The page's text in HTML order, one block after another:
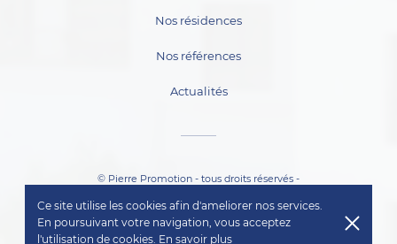
Nos résidences
Nos références
Actualités
© Pierre Promotion - tous droits réservés -
Mentions légales
Politique de confidentialié
Ce site utilise les cookies afin d'ameliorer nos services.
En poursuivant votre navigation, vous acceptez
l'utilisation de cookies. En savoir plus